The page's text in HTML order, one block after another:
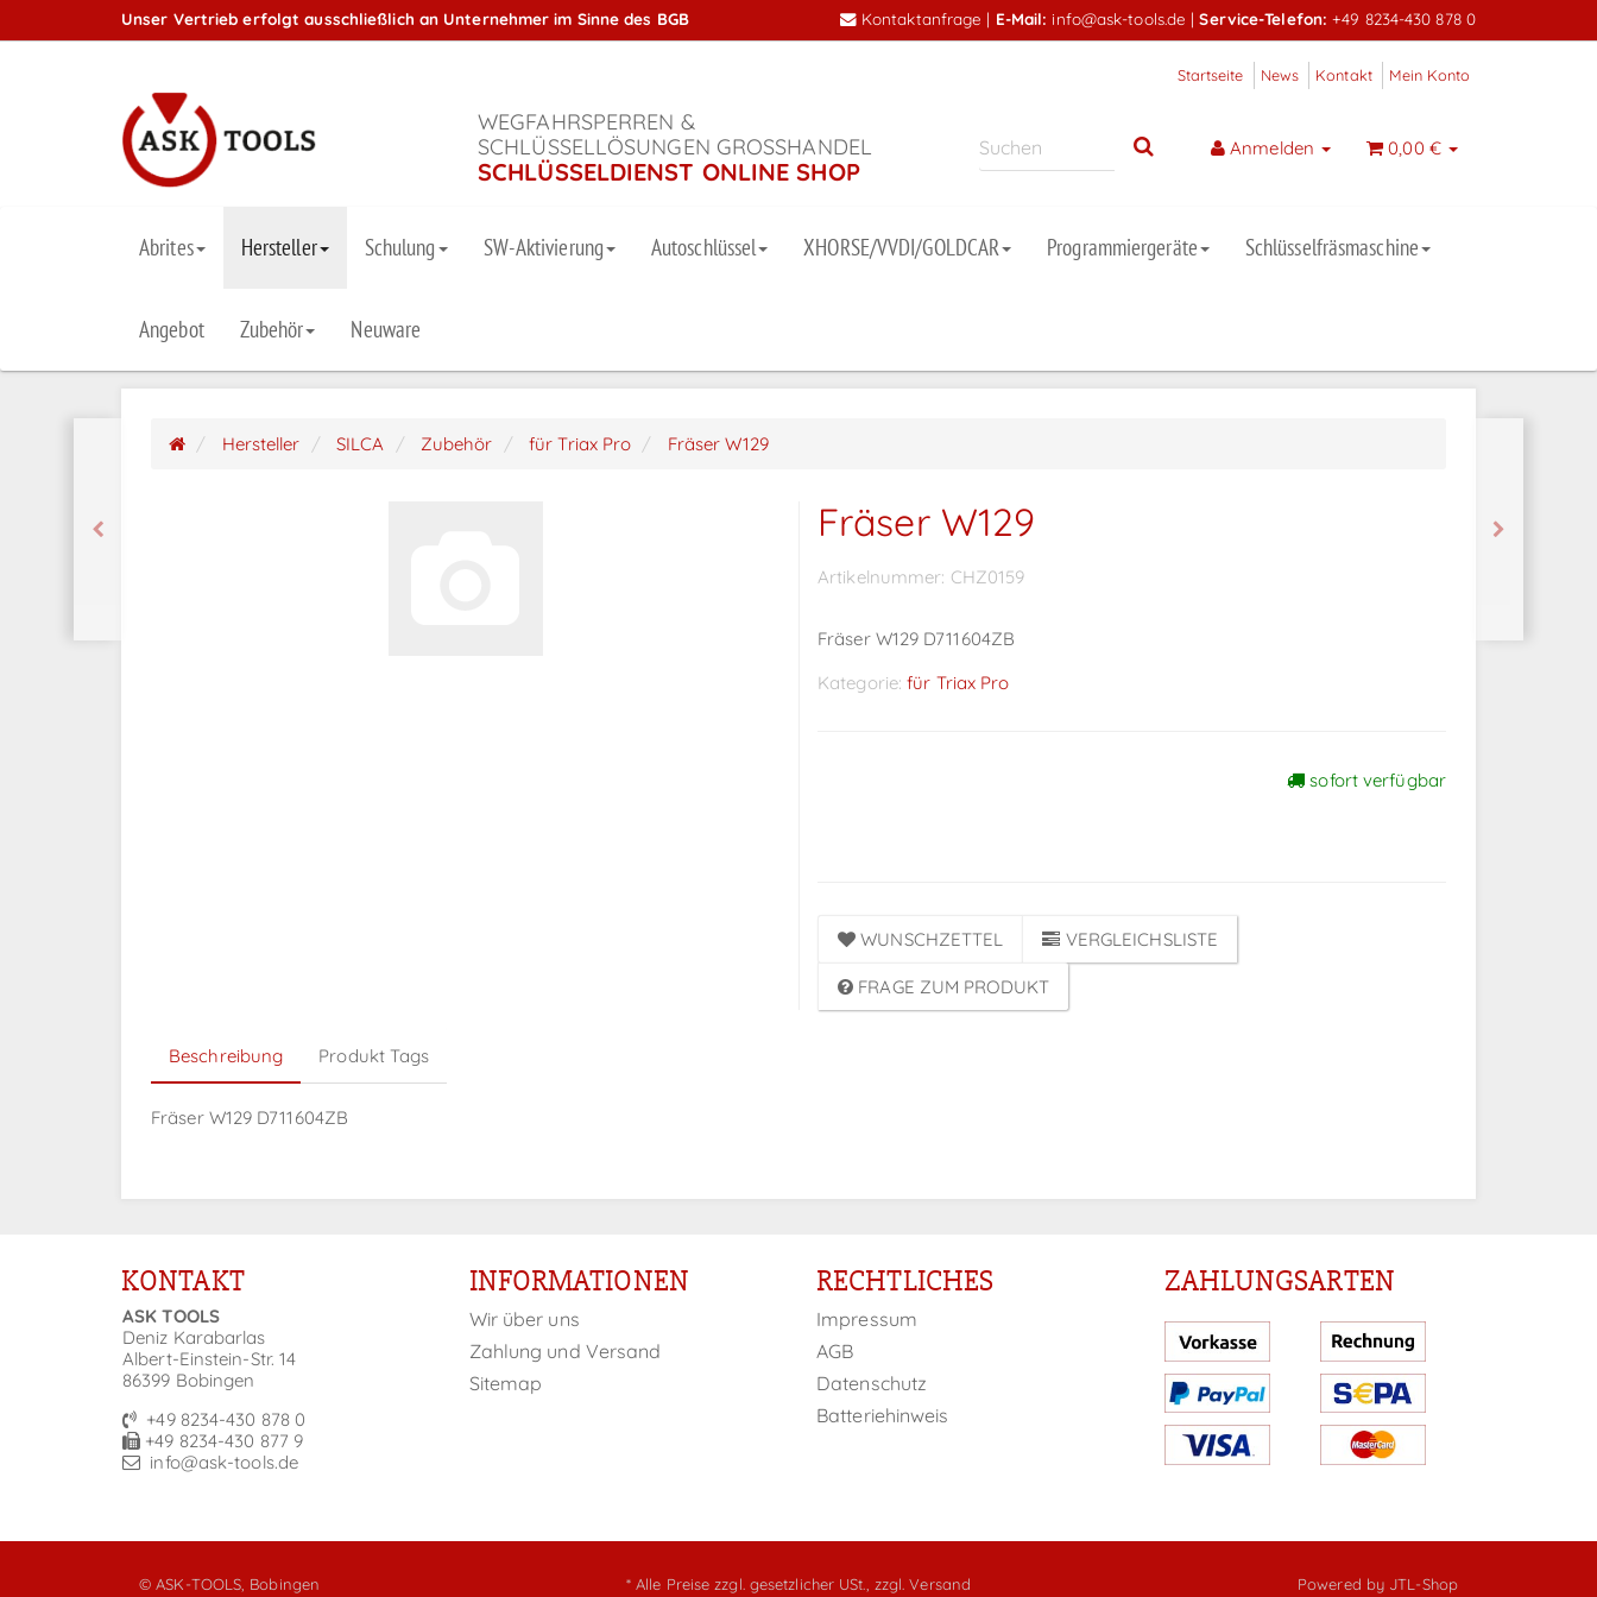
Unser Vertrieb erfolgt ausschließlich an Unternehmer im Sinne des BGB Kontaktanfrage | E-Mail: info@ask-tools.de |Service-Telefon: +49 8234-430 878 0
Startseite News Kontakt Mein Konto
WEGFAHRSPERREN &
SCHLÜSSELLÖSUNGEN GROSSHANDEL
SCHLÜSSELDIENST ONLINE SHOP
Anmelden 0,00 €
Abrites Hersteller Schulung SW-Aktivierung Autoschlüssel XHORSE/VVDI/GOLDCAR Programmiergeräte Schlüsselfräsmaschine
Angebot Zubehör Neuware
Hersteller SILCA Zubehör für Triax Pro Fräser W129
Fräser W129
Artikelnummer: CHZ0159
Fräser W129 D711604ZB
Kategorie:für Triax Pro
sofort verfügbar
WUNSCHZETTEL VERGLEICHSLISTE
FRAGE ZUM PRODUKT
Beschreibung Produkt Tags
Fräser W129 D711604ZB
KONTAKT
ASK TOOLS
Deniz Karabarlas
Albert-Einstein-Str. 14
86399 Bobingen
+49 8234-430 878 0
+49 8234-430 877 9
info@ask-tools.de
INFORMATIONEN
Wir über uns
Zahlung und Versand
Sitemap
RECHTLICHES
Impressum
AGB
Datenschutz
Batteriehinweis
ZAHLUNGSARTEN
© ASK-TOOLS, Bobingen * Alle Preise zzgl. gesetzlicher USt., zzgl. Versand Powered by JTL-Shop